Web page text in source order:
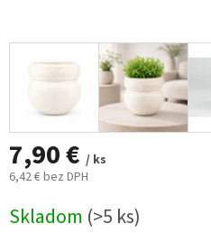
7,90 € / ks
6,42 € bez DPH
cena:
Skladom (>5 ks)